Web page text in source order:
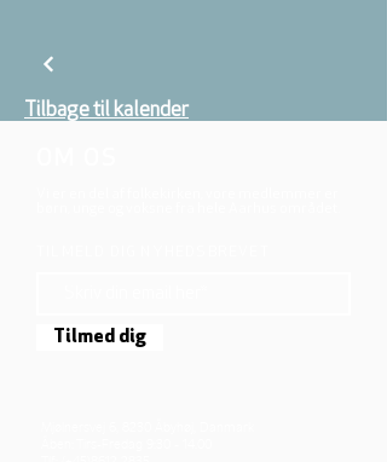
Tilbage til kalender
Tilmed dig